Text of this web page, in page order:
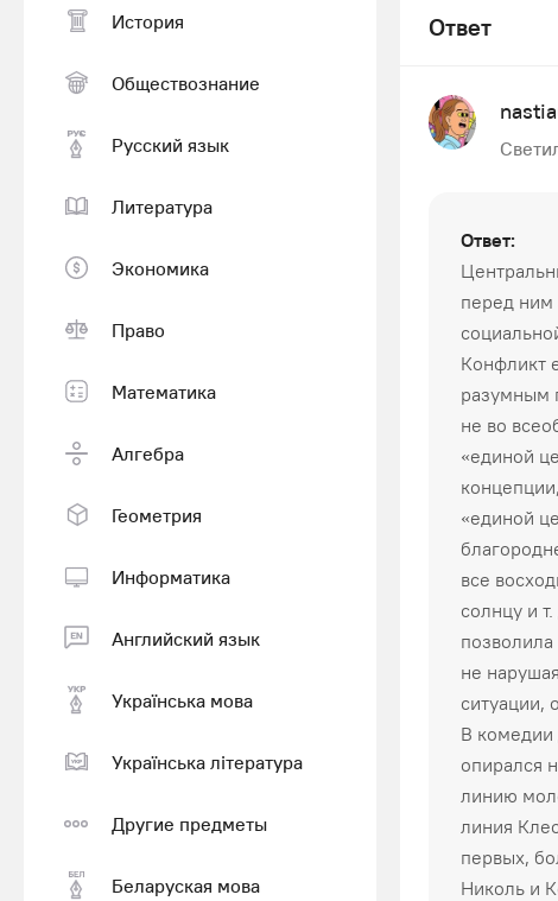
История
Обществознание
Русский язык
Литература
Экономика
Право
Математика
Алгебра
Геометрия
Информатика
Английский язык
Українська мова
Українська література
Другие предметы
Беларуская мова
Ответ
Ответ:
перед ним
Конфликт
разумным
не во
«единой
«единой
все
солнцу и
не
ситуации,
В комедии
опирался
линию
линия
первых,
Николь и